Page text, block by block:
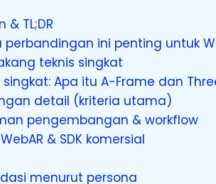
& TL;DR
perbandingan ini penting untuk
teknis singkat
Apa itu A-Frame dan
detail (kriteria utama)
pengembangan & workflow
& SDK komersial
menurut persona